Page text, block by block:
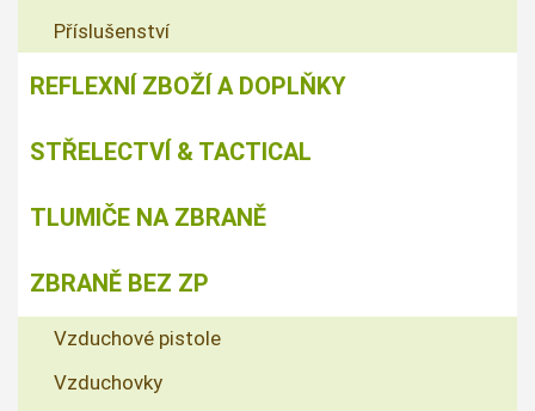
Příslušenství
REFLEXNÍ ZBOŽÍ A DOPLŇKY
STŘELECTVÍ & TACTICAL
TLUMIČE NA ZBRANĚ
ZBRANĚ BEZ ZP
Vzduchové pistole
Vzduchovky